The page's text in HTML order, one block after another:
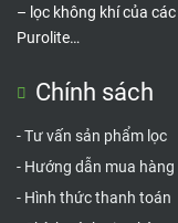
– lọc không khí của
Purolite…
Chính sách
-Tư vấn sản phẩm lọc
- Hướng dẫn mua hàng
- Hình thức thanh toán